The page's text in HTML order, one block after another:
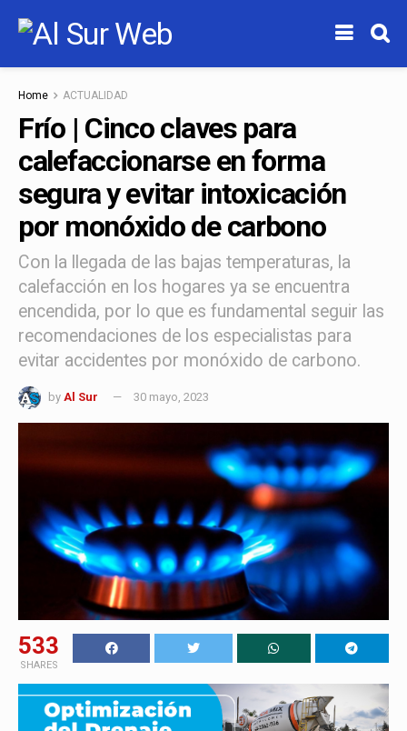
Home ACTUALIDAD
Frío | Cinco claves para
calefaccionarse en forma
segura y evitar intoxicación
por monóxido de carbono
Con la llegada de las bajas temperaturas, la
calefacción en los hogares ya se encuentra
encendida, por lo que es fundamental seguir las
recomendaciones de los especialistas para
evitar accidentes por monóxido de carbono.
by Al Sur 30 mayo, 2023
533
SHARES